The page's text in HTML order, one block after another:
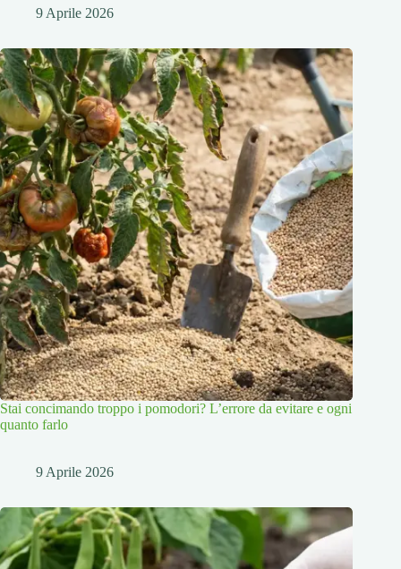
9 Aprile 2026
Stai concimando troppo i pomodori? L’errore da evitare e ogni
quanto farlo
9 Aprile 2026